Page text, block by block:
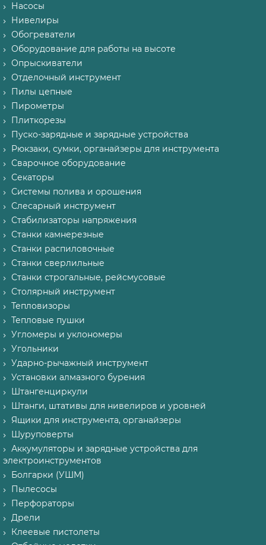
Насосы
Нивелиры
Обогреватели
Оборудование для работы на высоте
Опрыскиватели
Отделочный инструмент
Пилы цепные
Пирометры
Плиткорезы
Пуско-зарядные и зарядные устройства
Рюкзаки, сумки, органайзеры для инструмента
Сварочное оборудование
Секаторы
Системы полива и орошения
Слесарный инструмент
Стабилизаторы напряжения
Станки камнерезные
Станки распиловочные
Станки сверлильные
Станки строгальные, рейсмусовые
Столярный инструмент
Тепловизоры
Тепловые пушки
Угломеры и уклономеры
Угольники
Ударно-рычажный инструмент
Установки алмазного бурения
Штангенциркули
Штанги, штативы для нивелиров и уровней
Ящики для инструмента, органайзеры
Шуруповерты
Аккумуляторы и зарядные устройства для
электроинструментов
Болгарки (УШМ)
Пылесосы
Перфораторы
Дрели
Клеевые пистолеты